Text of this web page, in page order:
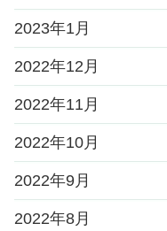
2023年1月
2022年12月
2022年11月
2022年10月
2022年9月
2022年8月